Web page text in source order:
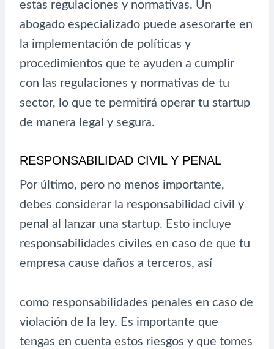
estas regulaciones y normativas. Un
abogado especializado puede asesorarte en
la implementación de políticas y
procedimientos que te ayuden a cumplir
con las regulaciones y normativas de tu
sector, lo que te permitirá operar tu startup
de manera legal y segura.
RESPONSABILIDAD CIVIL Y PENAL
Por último, pero no menos importante,
debes considerar la responsabilidad civil y
penal al lanzar una startup. Esto incluye
responsabilidades civiles en caso de que tu
empresa cause daños a terceros, así
como responsabilidades penales en caso de
violación de la ley. Es importante que
tengas en cuenta estos riesgos y que tomes